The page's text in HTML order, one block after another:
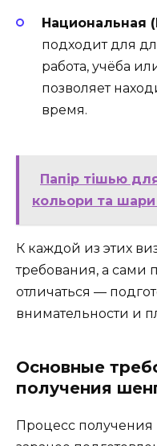
Национальная
подходит для
работа, учёба
позволяет
время.
Папір тішью
кольори та шари
К каждой из этих
требования, а сами
отличаться —
внимательности и
Основные
получения
Процесс получения